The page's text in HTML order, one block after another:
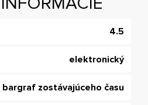
4.5
elektronický
bargraf zostávajúceho času